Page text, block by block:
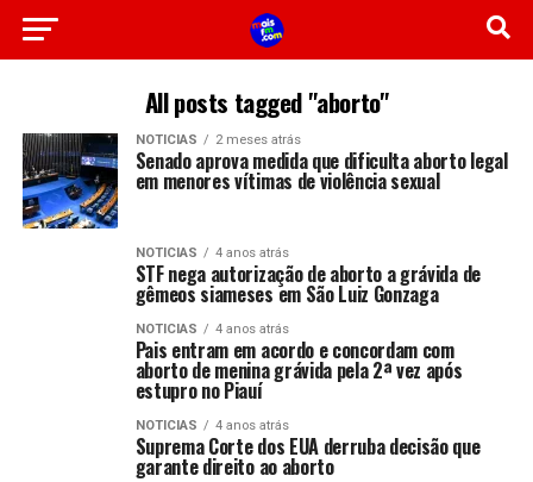
All posts tagged "aborto"
NOTICIAS 2 meses atrás
Senado aprova medida que dificulta aborto legal
em menores vítimas de violência sexual
NOTICIAS 4 anos atrás
STF nega autorização de aborto a grávida de
gêmeos siameses em São Luiz Gonzaga
NOTICIAS 4 anos atrás
Pais entram em acordo e concordam com
aborto de menina grávida pela 2ª vez após
estupro no Piauí
NOTICIAS 4 anos atrás
Suprema Corte dos EUA derruba decisão que
garante direito ao aborto